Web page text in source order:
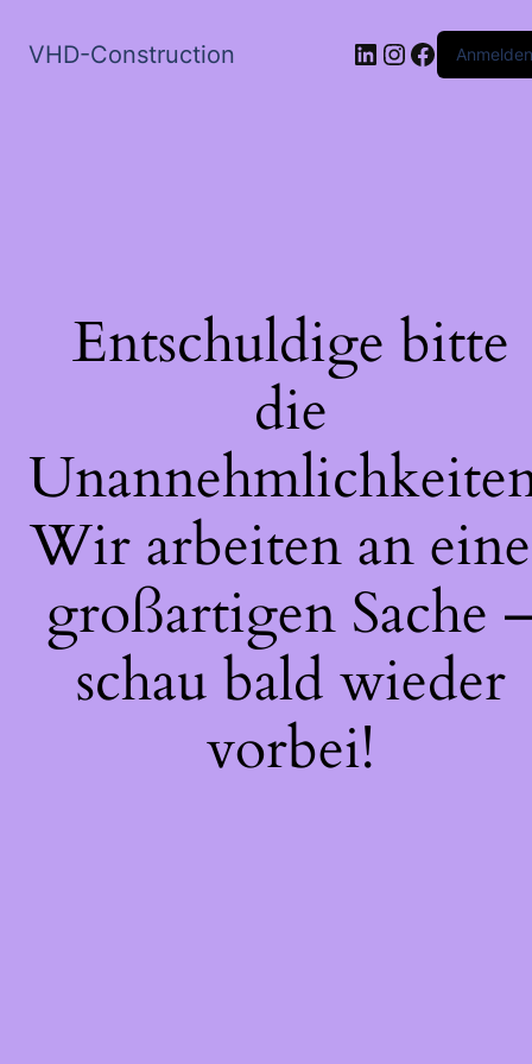
VHD-Construction LinkedIn
Instagram
Anmelden
Entschuldige bitte
die
Wir arbeiten an
großartigen Sache
schau bald wieder
vorbei!